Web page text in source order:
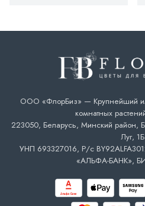
ООО «ФлорБиз» — Крупнейший
комнатных
223050, Беларусь, Минский район,
Луг, 1Б
УНП 693327016, Р/с
«АЛЬФА-БАНК»,